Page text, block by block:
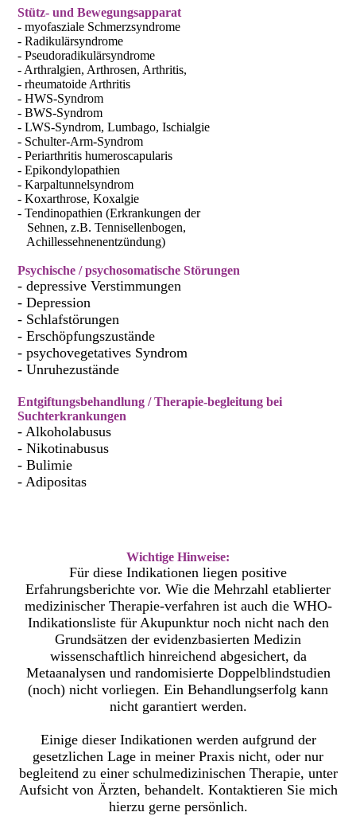
Stütz- und Bewegungsapparat
- myofasziale Schmerzsyndrome
- Radikulärsyndrome
- Pseudoradikulärsyndrome
- Arthralgien, Arthrosen, Arthritis,
- rheumatoide Arthritis
- HWS-Syndrom
- BWS-Syndrom
- LWS-Syndrom, Lumbago, Ischialgie
- Schulter-Arm-Syndrom
- Periarthritis humeroscapularis
- Epikondylopathien
- Karpaltunnelsyndrom
- Koxarthrose, Koxalgie
- Tendinopathien (Erkrankungen der
Sehnen, z.B. Tennisellenbogen,
Achillessehnenentzündung)
Psychische / psychosomatische Störungen
- depressive Verstimmungen
- Depression
- Schlafstörungen
- Erschöpfungszustände
- psychovegetatives Syndrom
- Unruhezustände
Entgiftungsbehandlung / Therapie-begleitung bei
Suchterkrankungen
- Alkoholabusus
- Nikotinabusus
- Bulimie
- Adipositas
Wichtige Hinweise:
Für diese Indikationen liegen positive
Erfahrungsberichte vor. Wie die Mehrzahl etablierter
medizinischer Therapie-verfahren ist auch die WHO-
Indikationsliste für Akupunktur noch nicht nach den
Grundsätzen der evidenzbasierten Medizin
wissenschaftlich hinreichend abgesichert, da
Metaanalysen und randomisierte Doppelblindstudien
(noch) nicht vorliegen. Ein Behandlungserfolg kann
nicht garantiert werden.
Einige dieser Indikationen werden aufgrund der
gesetzlichen Lage in meiner Praxis nicht, oder nur
begleitend zu einer schulmedizinischen Therapie, unter
Aufsicht von Ärzten, behandelt. Kontaktieren Sie mich
hierzu gerne persönlich.